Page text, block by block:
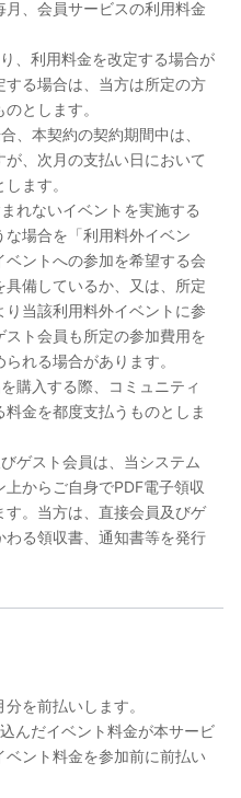
、会員サービスの利用料金
、利用料金を改定する場合が
る場合は、当方は所定の方
とします。
本契約の契約期間中は、
、次月の支払い日において
ます。
れないイベントを実施する
場合を「利用料外イベン
ベントへの参加を希望する会
備しているか、又は、所定
当該利用料外イベントに参
ト会員も所定の参加費用を
れる場合があります。
購入する際、コミュニティ
金を都度支払うものとしま
ゲスト会員は、当システム
からご自身でPDF電子領収
。当方は、直接会員及びゲ
わる領収書、通知書等を発行
を前払いします。
んだイベント料金が本サービ
ント料金を参加前に前払い